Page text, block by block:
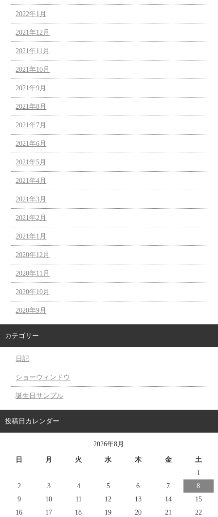
2022年1月
2021年12月
2021年11月
2021年10月
2021年9月
2021年8月
2021年7月
2021年6月
2021年5月
2021年4月
2021年3月
2021年2月
2021年1月
2020年12月
2020年11月
2020年10月
2020年9月
カテゴリー
日記
ショーウィンドウ
誕生日サンプル
投稿日カレンダー
2026年8月
日 月 火 水 木 金
土
1
2
3 4 5 6 7
8
9
10 11 12 13 14
15
16
17 18 19 20 21 22